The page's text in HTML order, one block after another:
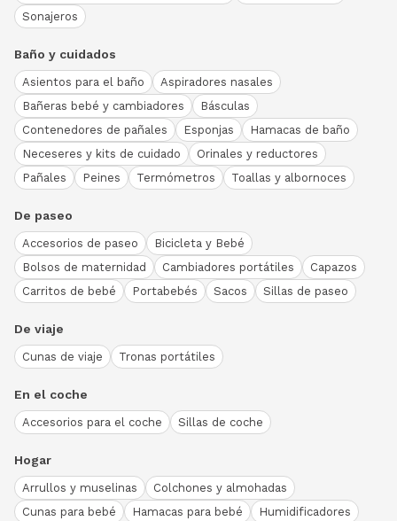
Sonajeros
Baño y cuidados
Asientos para el baño
Aspiradores nasales
Bañeras bebé y cambiadores
Básculas
Contenedores de pañales
Esponjas
Hamacas de baño
Neceseres y kits de cuidado
Orinales y reductores
Pañales
Peines Termómetros Toallas y albornoces
De paseo
Accesorios de paseo
Bicicleta y Bebé
Bolsos de maternidad
Cambiadores portátiles
Capazos
Carritos de bebé
Portabebés Sacos Sillas de paseo
De viaje
Cunas de viaje Tronas portátiles
En el coche
Accesorios para el coche Sillas de coche
Hogar
Arrullos y muselinas
Colchones y almohadas
Cunas para bebé
Hamacas para bebé
Humidificadores